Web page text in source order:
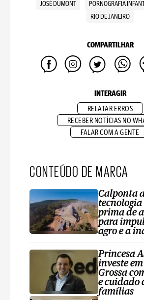
JOSÉ DUMONT PORNOGRAFIA
RIO DE JANEIRO
COMPARTILHAR
INTERAGIR
RELATAR ERROS
RECEBER NOTÍCIAS NO
FALAR COM A GENTE
CONTEÚDO DE MARCA
Calponta
prima de
para
agro e a
Princesa
investe
Grossa
e cuidado
famílias